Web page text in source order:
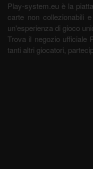
Play-system.eu è la
carte non collezionabili
un'esperienza di gioco
Trova il negozio ufficiale
tanti altri giocatori,